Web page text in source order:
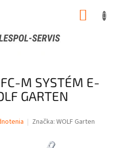
M SYSTÉM E-
GARTEN
Značka: WOLF Garten